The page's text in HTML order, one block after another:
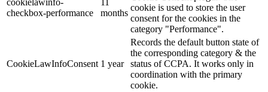
checkbox-performance
months
cookie is used to store the user
consent for the cookies in the
category "Performance".
CookieLawInfoConsent 1 year
Records the default button state of
the corresponding category & the
status of CCPA. It works only in
coordination with the primary
cookie.